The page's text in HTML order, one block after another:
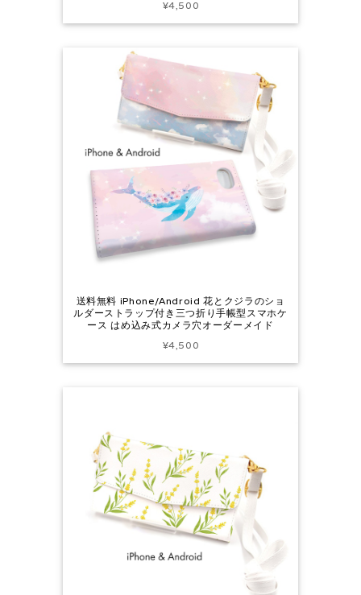
¥4,500
送料無料 iPhone/Android 花とクジラのショ
ルダーストラップ付き三つ折り手帳型スマホケ
ース はめ込み式カメラ穴オーダーメイド
¥4,500